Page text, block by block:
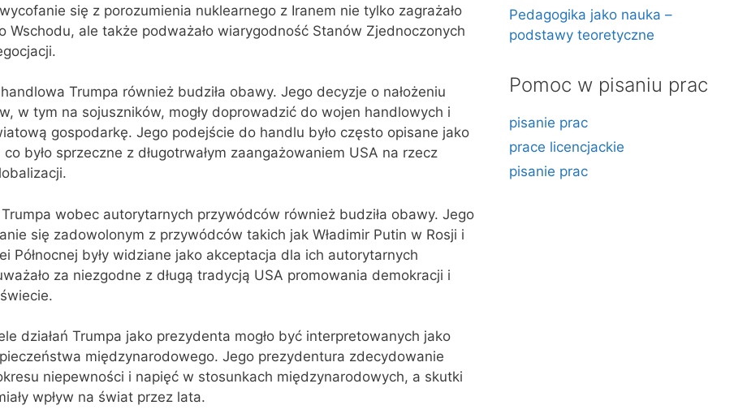
się z porozumienia nuklearnego z Iranem nie tylko zagrażało
Wschodu, ale także podważało wiarygodność Stanów Zjednoczonych
Trumpa również budziła obawy. Jego decyzje o nałożeniu
w tym na sojuszników, mogły doprowadzić do wojen handlowych i
gospodarkę. Jego podejście do handlu było często opisane jako
było sprzeczne z długotrwałym zaangażowaniem USA na rzecz
wobec autorytarnych przywódców również budziła obawy. Jego
się zadowolonym z przywódców takich jak Władimir Putin w Rosji i
Północnej były widziane jako akceptacja dla ich autorytarnych
za niezgodne z długą tradycją USA promowania demokracji i
działań Trumpa jako prezydenta mogło być interpretowanych jako
międzynarodowego. Jego prezydentura zdecydowanie
niepewności i napięć w stosunkach międzynarodowych, a skutki
wpływ na świat przez lata.
Pedagogika jako nauka –
podstawy teoretyczne
Pomoc w pisaniu prac
pisanie prac
prace licencjackie
pisanie prac